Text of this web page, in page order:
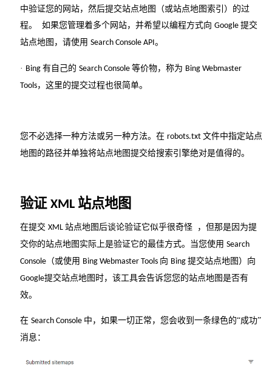
中验证您的网站，然后提交站点地图（或站点地图索引）的过
程。 如果您管理着多个网站，并希望以编程方式向 Google 提交
站点地图，请使用 Search Console API。
· Bing 有自己的 Search Console 等价物，称为 Bing Webmaster
Tools，这里的提交过程也很简单。
您不必选择一种方法或另一种方法。在 robots.txt 文件中指定站点
地图的路径并单独将站点地图提交给搜索引擎绝对是值得的。
验证 XML 站点地图
在提交 XML 站点地图后谈论验证它似乎很奇怪 ，但那是因为提
交你的站点地图实际上是验证它的最佳方式。当您使用 Search
Console（或使用 Bing Webmaster Tools 向 Bing 提交站点地图）向
Google提交站点地图时，该工具会告诉您您的站点地图是否有
效。
在 Search Console 中，如果一切正常，您会收到一条绿色的“成功”
消息：